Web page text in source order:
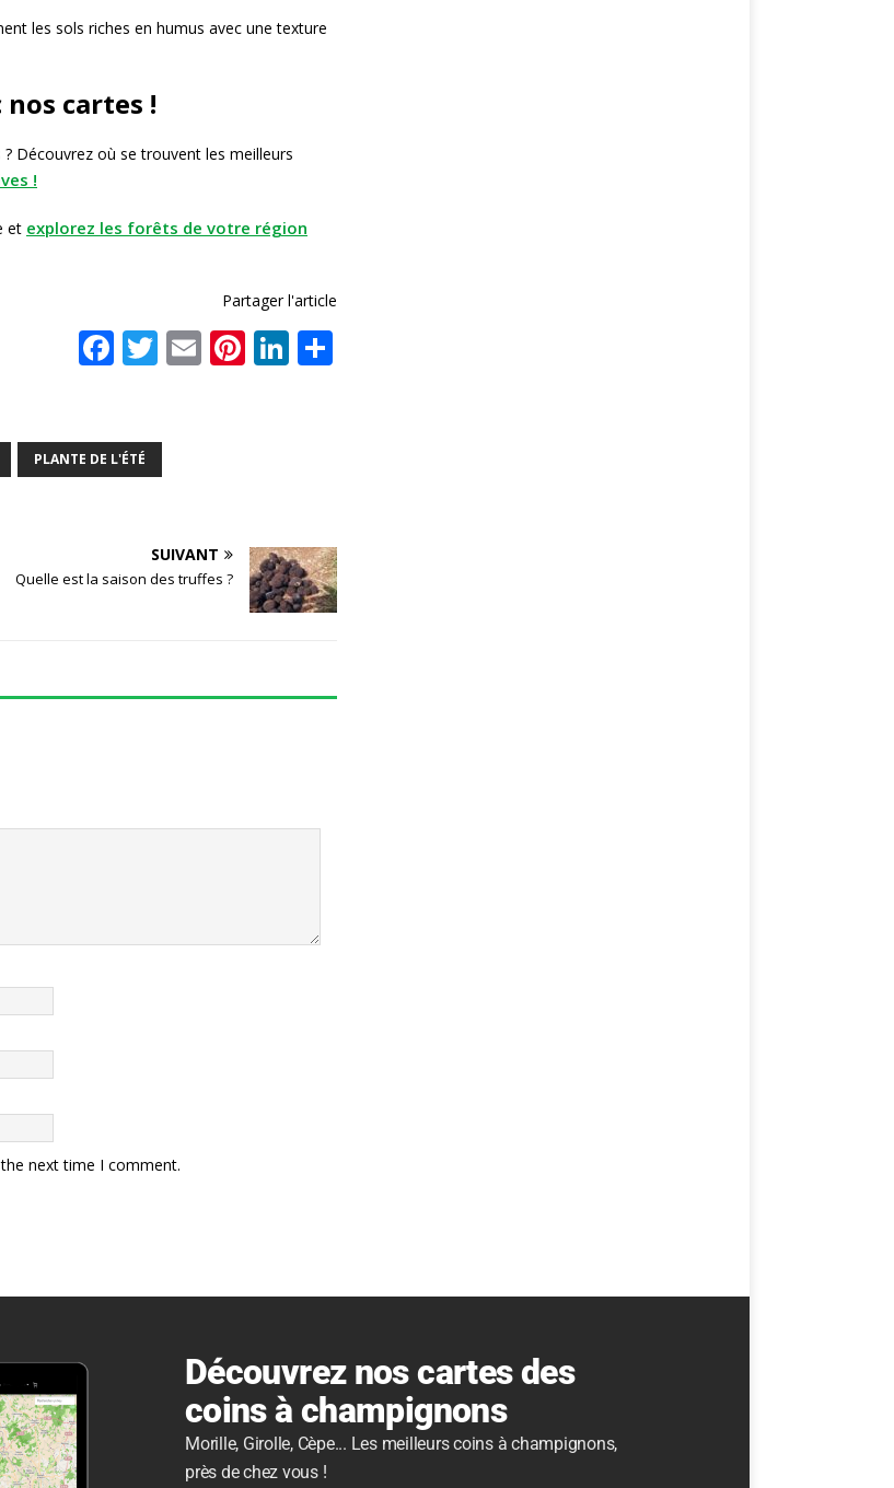
les sols riches en humus avec une texture
cartes !
Découvrez où se trouvent les meilleurs
!
et explorez les forêts de votre région
Partager l'article
F
e
b
k
T
te
E Pi Li
PLANTE DE L'ÉTÉ
SUIVANT
Quelle est la saison des truffes ?
next time I comment.
Découvrez nos cartes des
coins à champignons
Morille, Girolle, Cèpe... Les meilleurs coins à champignons,
près de chez vous !